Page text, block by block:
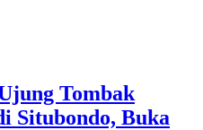
Tombak
Situbondo, Buka